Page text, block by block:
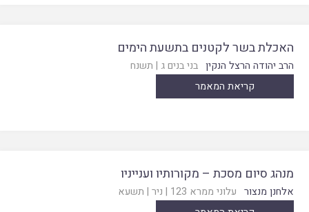
האכלת בשר לקטנים בתשעת הימים
הרב יהודה הרצל הנקין בני בנים ג | תשנח
קריאת המאמר
מנהג סיום מסכת – מקורותיו וענייניו
אלחנן מנצור עלוני ממרא 123 | ניר | תשעא